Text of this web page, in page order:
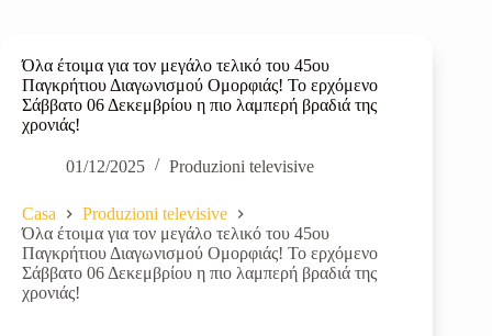
Όλα έτοιμα για τον μεγάλο τελικό του 45ου
Παγκρήτιου Διαγωνισμού Ομορφιάς! Το ερχόμενο
Σάββατο 06 Δεκεμβρίου η πιο λαμπερή βραδιά της
χρονιάς!
01/12/2025 Produzioni televisive
Casa
Produzioni televisive
Όλα έτοιμα για τον μεγάλο τελικό του 45ου
Παγκρήτιου Διαγωνισμού Ομορφιάς! Το ερχόμενο
Σάββατο 06 Δεκεμβρίου η πιο λαμπερή βραδιά της
χρονιάς!